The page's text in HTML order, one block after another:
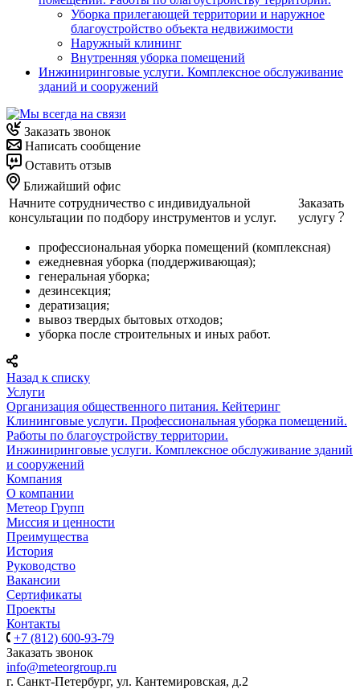
Уборка прилегающей территории и наружное
благоустройство объекта недвижимости
Наружный клининг
Внутренняя уборка помещений
Инжиниринговые услуги. Комплексное обслуживание
зданий и сооружений
Заказать звонок
Написать сообщение
Оставить отзыв
Ближайший офис
Начните сотрудничество с индивидуальной
консультации по подбору инструментов и услуг.
Заказать
услугу
профессиональная уборка помещений (комплексная)
ежедневная уборка (поддерживающая);
генеральная уборка;
дезинсекция;
дератизация;
вывоз твердых бытовых отходов;
уборка после строительных и иных работ.
Назад к списку
Услуги
Организация общественного питания. Кейтеринг
Клининговые услуги. Профессиональная уборка помещений.
Работы по благоустройству территории.
Инжиниринговые услуги. Комплексное обслуживание зданий
и сооружений
Компания
О компании
Метеор Групп
Миссия и ценности
Преимущества
История
Руководство
Вакансии
Сертификаты
Проекты
Контакты
+7 (812) 600-93-79
Заказать звонок
info@meteorgroup.ru
г. Санкт-Петербург, ул. Кантемировская, д.2